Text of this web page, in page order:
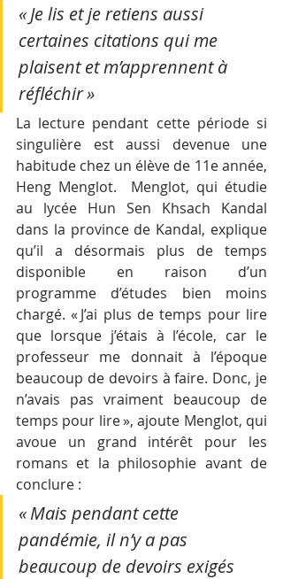
« Je lis et je retiens aussi
certaines citations qui me
plaisent et m’apprennent à
réfléchir »
La lecture pendant cette période si
singulière est aussi devenue une
habitude chez un élève de 11e année,
Heng Menglot.  Menglot, qui étudie
au lycée Hun Sen Khsach Kandal
dans la province de Kandal, explique
qu’il a désormais plus de temps
disponible en raison d’un
programme d’études bien moins
chargé. « J’ai plus de temps pour lire
que lorsque j’étais à l’école, car le
professeur me donnait à l’époque
beaucoup de devoirs à faire. Donc, je
n’avais pas vraiment beaucoup de
temps pour lire », ajoute Menglot, qui
avoue un grand intérêt pour les
romans et la philosophie avant de
conclure :
« Mais pendant cette
pandémie, il n’y a pas
beaucoup de devoirs exigés